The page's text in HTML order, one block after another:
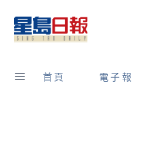
content
首頁 電子報